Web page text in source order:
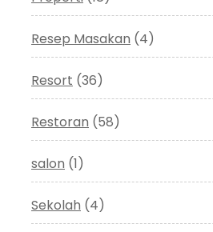
Resep Masakan (4)
Resort (36)
Restoran (58)
salon (1)
Sekolah (4)